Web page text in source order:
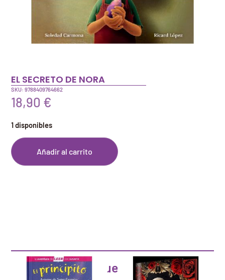
EL SECRETO DE NORA
SKU: 9788409764662
18,90 €
1 disponibles
Añadir al carrito
Artículos que pueden interesarte